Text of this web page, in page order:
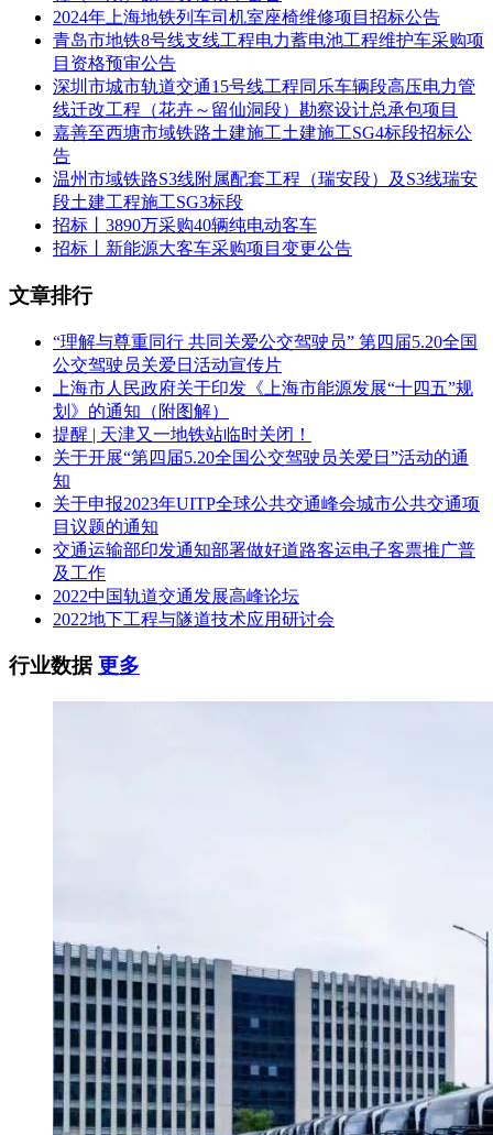
及时送达招标人指定地点。
2.4交货时间：
自合同签订之日起三年。接到招标人通知后，不同品牌按照不
同供货周期完成送货，供货期具体要求如下：
2.4.1.原使用品牌为SKF、赛雪龙、国耀电子、兰普、机电科
技、康迪泰克、克诺尔、江苏经纬以及北京纵横的货物供货期
不超过6个月;
2.4.2.其余品牌货物供货期不超过4个月。
以上供货期按照自然日进行计算，如交货时间遇法定节假日应
在节假日前完成送货。
2.5质量要求：符合国家规范、标准及本次招标用户需求书要
2.6标段划分：1个标段。
3.投标人资格要求
3.1投标人须具有合法有效的营业执照。
3.2本次招标不接受联合体投标。
3.3资格审查：采用资格后审。
3.4代理机构或者招标人在系统签到后，如遇两家(含)以上已签
购系统自动触发预警，并提示“响应无效”的，拒收此类投标文
件。
建议投标人在招标文件提问截止时间前下载招标文件。
4.3招标文件费用0元(不再提供纸质文件)，请登录宁波市阳光
采购服务平台网上投标系统
(https://ygcg.nbcqjy.org:8071/login.html)自行免费下载;凡有意参
加投标者，请点击报名并支付100元系统使用费。
4.4如有补充的招标文件请关注宁波市阳光采购服务平台网上
投标系统(https://ygcg.nbcqjy.org:8071/login.html)自行下载，不
2024年上海地铁列车司机室座椅维修项目招标公告
青岛市地铁8号线支线工程电力蓄电池工程维护车采购项
目资格预审公告
深圳市城市轨道交通15号线工程同乐车辆段高压电力管
线迁改工程（花卉～留仙洞段）勘察设计总承包项目
嘉善至西塘市域铁路土建施工土建施工SG4标段招标公
告
温州市域铁路S3线附属配套工程（瑞安段）及S3线瑞安
段土建工程施工SG3标段
招标丨3890万采购40辆纯电动客车
招标丨新能源大客车采购项目变更公告
文章排行
“理解与尊重同行 共同关爱公交驾驶员” 第四届5.20全国
公交驾驶员关爱日活动宣传片
上海市人民政府关于印发《上海市能源发展“十四五”规
划》的通知（附图解）
提醒 | 天津又一地铁站临时关闭！
关于开展“第四届5.20全国公交驾驶员关爱日”活动的通
知
关于申报2023年UITP全球公共交通峰会城市公共交通项
目议题的通知
交通运输部印发通知部署做好道路客运电子客票推广普
及工作
2022中国轨道交通发展高峰论坛
2022地下工程与隧道技术应用研讨会
行业数据更多